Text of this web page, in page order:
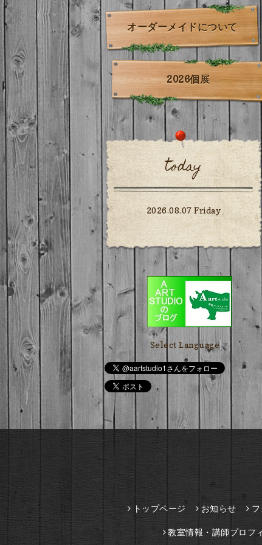
オーダーメイドについて
2026個展
today
2026.08.07 Friday
Select Language▼
トップページ お知らせ
教室情報・講師プロフ